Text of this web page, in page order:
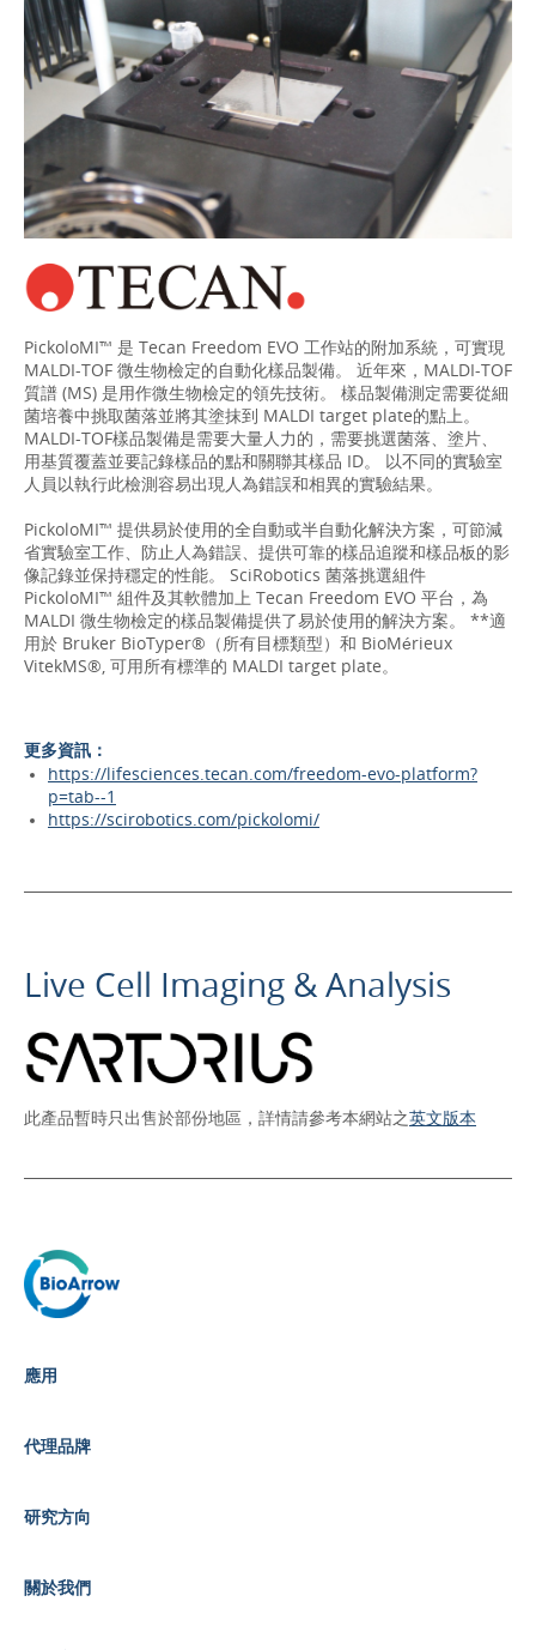
PickoloMI™ 是 Tecan Freedom EVO 工作站的附加系統，可實現
MALDI-TOF 微生物檢定的自動化樣品製備。 近年來，MALDI-TOF
質譜 (MS) 是用作微生物檢定的領先技術。 樣品製備測定需要從細
菌培養中挑取菌落並將其塗抹到 MALDI target plate的點上。
MALDI-TOF樣品製備是需要大量人力的，需要挑選菌落、塗片、
用基質覆蓋並要記錄樣品的點和關聯其樣品 ID。 以不同的實驗室
人員以執行此檢測容易出現人為錯誤和相異的實驗結果。
PickoloMI™ 提供易於使用的全自動或半自動化解決方案，可節減
省實驗室工作、防止人為錯誤、提供可靠的樣品追蹤和樣品板的影
像記錄並保持穩定的性能。 SciRobotics 菌落挑選組件
PickoloMI™ 組件及其軟體加上 Tecan Freedom EVO 平台，為
MALDI 微生物檢定的樣品製備提供了易於使用的解決方案。 **適
用於 Bruker BioTyper®（所有目標類型）和 BioMérieux
VitekMS®, 可用所有標準的 MALDI target plate。
更多資訊：
https://lifesciences.tecan.com/freedom-evo-platform?
p=tab--1
https://scirobotics.com/pickolomi/
Live Cell Imaging & Analysis
此產品暫時只出售於部份地區，詳情請參考本網站之英文版本
應用
代理品牌
研究方向
關於我們